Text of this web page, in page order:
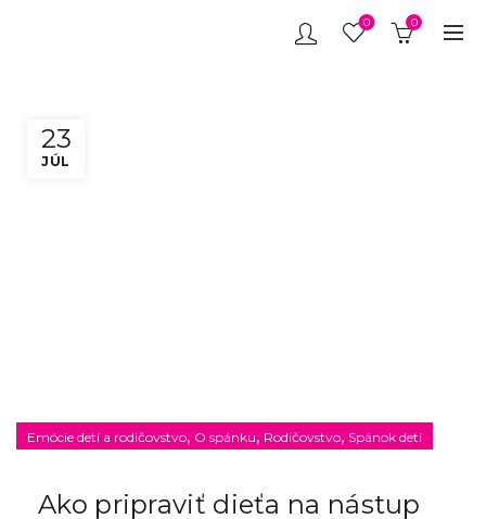
0 0
23
JÚL
Emócie detí a rodičovstvo, O spánku, Rodičovstvo, Spánok detí
Ako pripraviť dieťa na nástup